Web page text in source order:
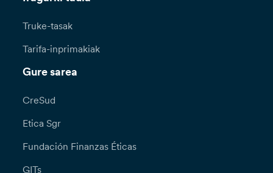
Truke-tasak
Tarifa-inprimakiak
Gure sarea
CreSud
Etica Sgr
Fundación Finanzas Éticas
GITs